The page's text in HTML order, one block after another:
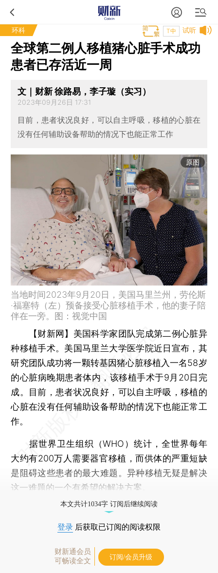
环科 试听
T中
全球第二例人移植猪心脏手术成功
患者已存活近一周
文｜财新 徐路易，李子璇（实习）
2023年09月26日 17:31
目前，患者状况良好，可以自主呼吸，移植的心脏在
没有任何辅助设备帮助的情况下也能正常工作
原图
当地时间2023年9月20日，美国马里兰州，劳伦斯
·福塞特（左）预备接受心脏移植手术，他的妻子陪
伴在一旁。图：视觉中国
【财新网】 美国科学家团队完成第二例心脏异
种移植手术。美国马里兰大学医学院近日宣布，其
研究团队成功将一颗转基因猪心脏移植入一名58岁
的心脏病晚期患者体内，该移植手术于9月20日完
成。目前，患者状况良好，可以自主呼吸，移植的
心脏在没有任何辅助设备帮助的情况下也能正常工
作。
据世界卫生组织（WHO）统计，全世界每年
大约有200万人需要器官移植，而供体的严重短缺
是阻碍这些患者的最大难题。异种移植无疑是解决
这一难题的一个有希望的解决方案。
本文共计1034字 订阅后继续阅读
登录 后获取已订阅的阅读权限
财新通会员
可畅读全文
订阅/会员升级